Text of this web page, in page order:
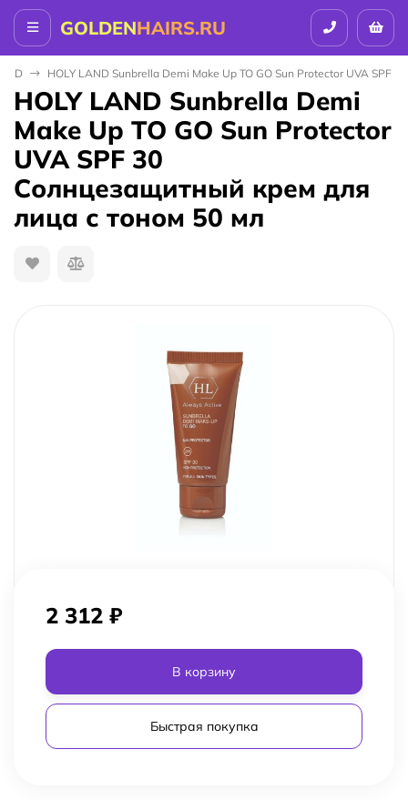
GOLDENHAIRS.RU
HOLY LAND Sunbrella Demi Make Up TO GO Sun Protector UVA SPF
HOLY LAND Sunbrella Demi
Make Up TO GO Sun Protector
UVA SPF 30
Солнцезащитный крем для
лица с тоном 50 мл
2 312 ₽
В корзину
Быстрая покупка